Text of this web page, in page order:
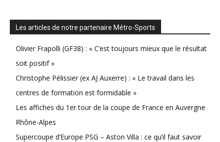
Les articles de notre partenaire Métro-Sports
Olivier Frapolli (GF38) : « C’est toujours mieux que le résultat
soit positif »
Christophe Pélissier (ex AJ Auxerre) : « Le travail dans les
centres de formation est formidable »
Les affiches du 1er tour de la coupe de France en Auvergne
Rhône-Alpes
Supercoupe d’Europe PSG – Aston Villa : ce qu’il faut savoir